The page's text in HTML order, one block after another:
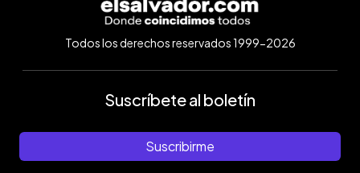
Todos los derechos reservados 1999-2026
Suscríbete al boletín
Suscribirme